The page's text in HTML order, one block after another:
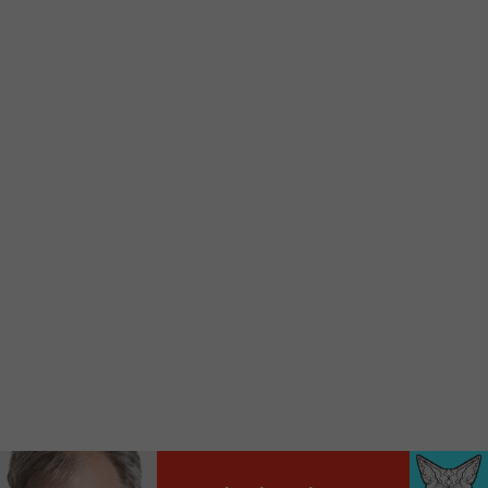
locale vous sont maintenant accessibles en un clic!